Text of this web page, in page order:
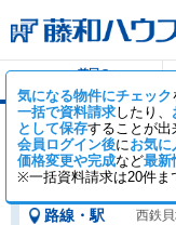
前回の
気になる物件にチェック
一括で資料請求したり、
として保存することが出
会員ログイン後にお気に
価格変更や完成など最新
※一括資料請求は20件ま
西鉄千早駅の中
【全1件】 一般公開 0件
路線・駅 西鉄